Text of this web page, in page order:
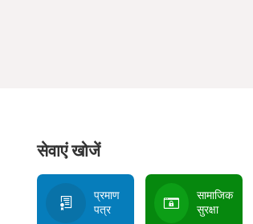
सेवाएं खोजें
प्रमाण
पत्र
सामाजिक
सुरक्षा